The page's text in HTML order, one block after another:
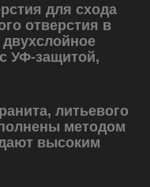
для схода
отверстия в
УФ-защитой,
литьевого
методом
высоким